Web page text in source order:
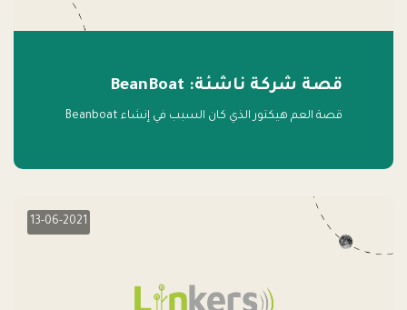
قصة شركة ناشئة: BeanBoat
قصة العم هيكتور الذي كان السبب في إنشاء Beanboat
13-06-2021